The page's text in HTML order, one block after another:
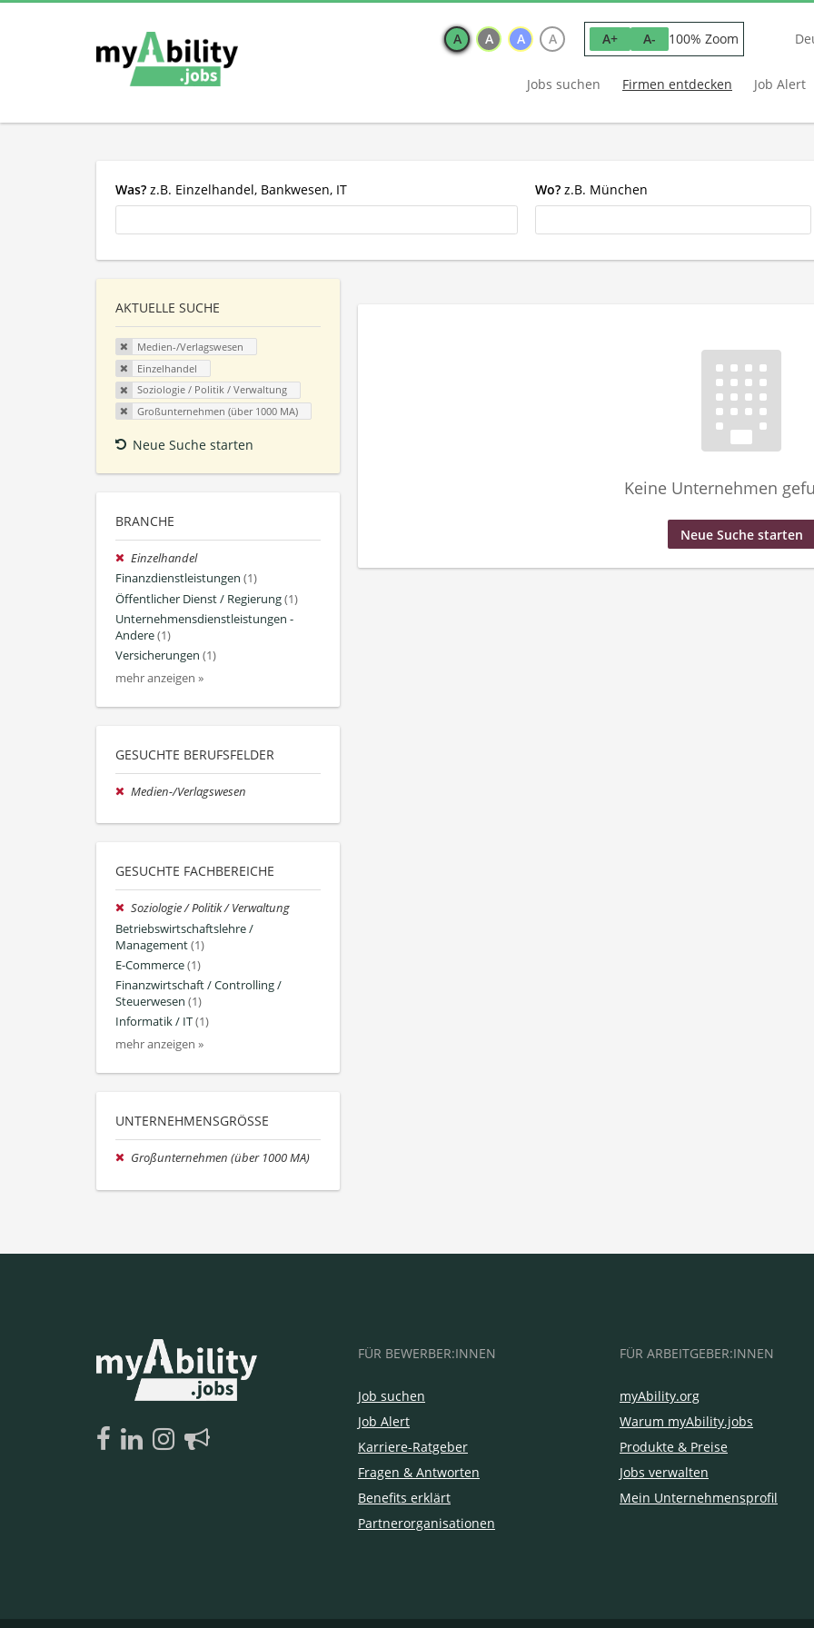
A A A A A+ A- 100% Zoom
Jobs suchen Firmen entdecken Job Alert
Was? z.B. Einzelhandel, Bankwesen, IT Wo? z.B. München
AKTUELLE SUCHE
Medien-/Verlagswesen
Einzelhandel
Soziologie / Politik / Verwaltung
Großunternehmen (über 1000 MA)
Neue Suche starten
BRANCHE
Einzelhandel
Finanzdienstleistungen (1)
Öffentlicher Dienst / Regierung(1)
Unternehmensdienstleistungen -
Andere(1)
Versicherungen (1)
mehr anzeigen »
GESUCHTE BERUFSFELDER
Medien-/Verlagswesen
GESUCHTE FACHBEREICHE
Soziologie / Politik / Verwaltung
Betriebswirtschaftslehre /
Management(1)
E-Commerce(1)
Finanzwirtschaft / Controlling /
Steuerwesen (1)
Informatik / IT(1)
mehr anzeigen »
UNTERNEHMENSGRÖSSE
Großunternehmen (über 1000 MA)
Keine Unternehmen
Neue Suche starten
FÜR BEWERBER:INNEN
Job suchen
Job Alert
Karriere-Ratgeber
Fragen & Antworten
Benefits erklärt
Partnerorganisationen
FÜR ARBEITGEBER:INNEN
myAbility.org
Warum myAbility.jobs
Produkte & Preise
Jobs verwalten
Mein Unternehmensprofil